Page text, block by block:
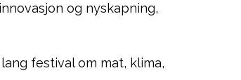
og nyskapning,
festival om mat, klima,